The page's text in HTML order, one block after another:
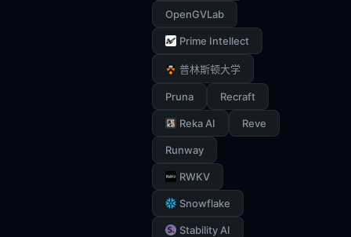
OpenGVLab
Prime Intellect
普林斯顿大学
Pruna Recraft
Reka AI Reve
Runway
RWKV
Snowflake
Stability AI